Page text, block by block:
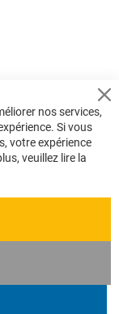
nos services,
Si vous
votre expérience
veuillez lire la